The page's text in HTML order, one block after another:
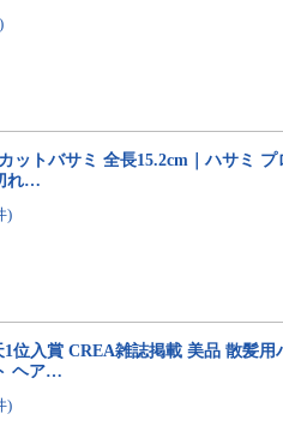
ットバサミ 全長15.2cm｜ハサミ
れ…
)
位入賞 CREA雑誌掲載 美品 散髪
ヘア…
)